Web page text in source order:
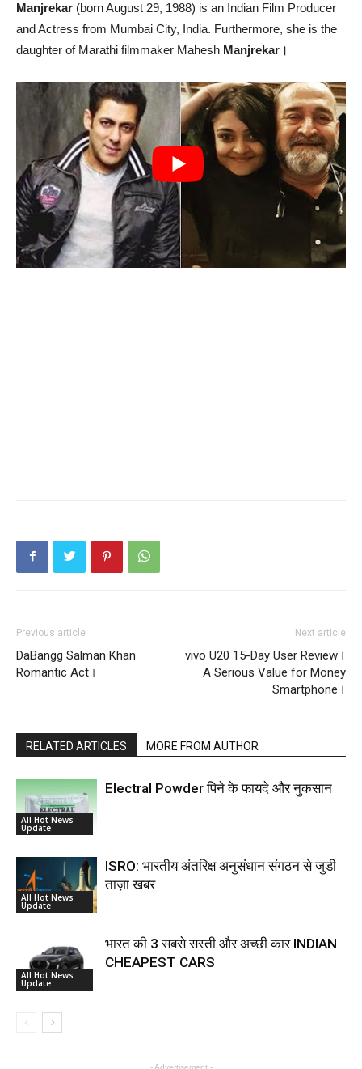
Manjrekar (born August 29, 1988) is an Indian Film Producer
and Actress from Mumbai City, India. Furthermore, she is the
daughter of Marathi filmmaker Mahesh Manjrekar।
Previous article
DaBangg Salman Khan
Romantic Act।
Next article
vivo U20 15-Day User Review।
A Serious Value for Money
Smartphone।
RELATED ARTICLES MORE FROM AUTHOR
All Hot News
Update
Electral Powder पिने के फायदे और नुकसान
All Hot News
Update
ISRO: भारतीय अंतरिक्ष अनुसंधान संगठन से जुडी
ताज़ा खबर
All Hot News
Update
भारत की 3 सबसे सस्ती और अच्छी कार INDIAN
CHEAPEST CARS
- Advertisement -